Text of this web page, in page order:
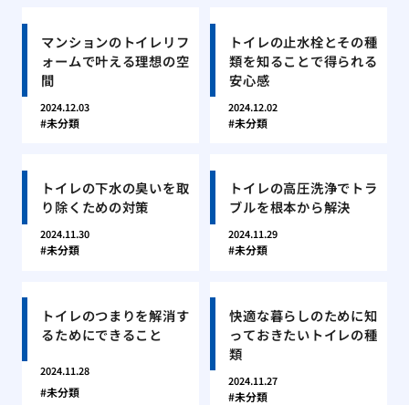
マンションのトイレリフ
ォームで叶える理想の空
間
2024.12.03
未分類
トイレの止水栓とその種
類を知ることで得られる
安心感
2024.12.02
未分類
トイレの下水の臭いを取
り除くための対策
2024.11.30
未分類
トイレの高圧洗浄でトラ
ブルを根本から解決
2024.11.29
未分類
トイレのつまりを解消す
るためにできること
2024.11.28
未分類
快適な暮らしのために知
っておきたいトイレの種
類
2024.11.27
未分類